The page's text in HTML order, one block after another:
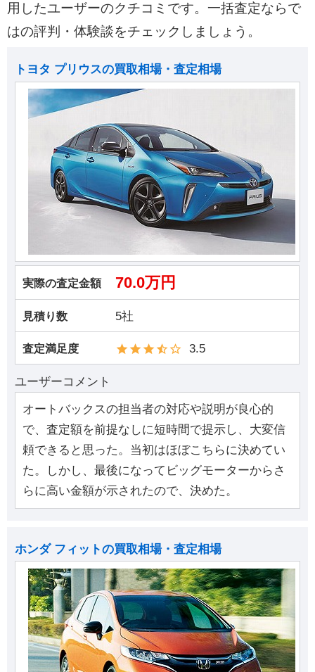
用したユーザーのクチコミです。一括査定ならで
はの評判・体験談をチェックしましょう。
トヨタ プリウスの買取相場・査定相場
実際の査定金額 70.0万円
見積り数 5社
査定満足度 3.5
ユーザーコメント
オートバックスの担当者の対応や説明が良心的
で、査定額を前提なしに短時間で提示し、大変信
頼できると思った。当初はほぼこちらに決めてい
た。しかし、最後になってビッグモーターからさ
らに高い金額が示されたので、決めた。
ホンダ フィットの買取相場・査定相場